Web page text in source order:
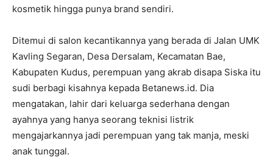
kosmetik hingga punya brand sendiri.
Ditemui di salon kecantikannya yang berada di Jalan UMK
Kavling Segaran, Desa Dersalam, Kecamatan Bae,
Kabupaten Kudus, perempuan yang akrab disapa Siska itu
sudi berbagi kisahnya kepada Betanews.id. Dia
mengatakan, lahir dari keluarga sederhana dengan
ayahnya yang hanya seorang teknisi listrik
mengajarkannya jadi perempuan yang tak manja, meski
anak tunggal.